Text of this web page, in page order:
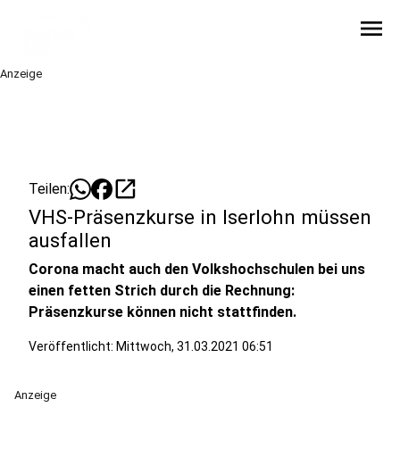
menu
Anzeige
Teilen: open_in_new
VHS-Präsenzkurse in Iserlohn müssen
ausfallen
Corona macht auch den Volkshochschulen bei uns
einen fetten Strich durch die Rechnung:
Präsenzkurse können nicht stattfinden.
Veröffentlicht: Mittwoch, 31.03.2021 06:51
Anzeige